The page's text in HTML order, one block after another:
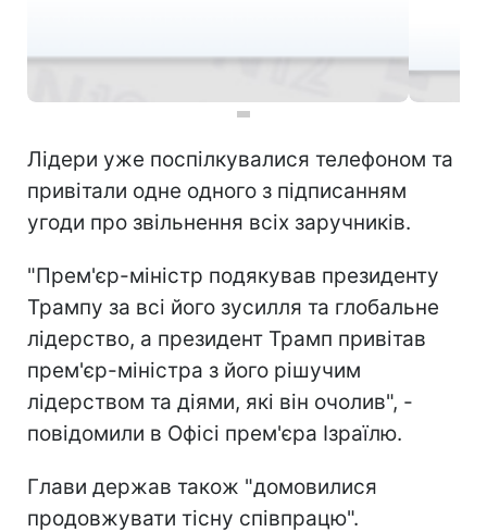
Лідери уже поспілкувалися телефоном та
привітали одне одного з підписанням
угоди про звільнення всіх заручників.
"Прем'єр-міністр подякував президенту
Трампу за всі його зусилля та глобальне
лідерство, а президент Трамп привітав
прем'єр-міністра з його рішучим
лідерством та діями, які він очолив", -
повідомили в Офісі прем'єра Ізраїлю.
Глави держав також "домовилися
продовжувати тісну співпрацю".